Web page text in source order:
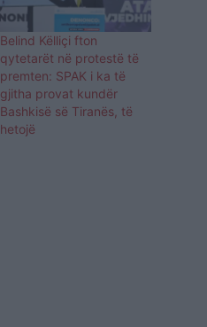
Belind Këlliçi fton
qytetarët në protestë të
premten: SPAK i ka të
gjitha provat kundër
Bashkisë së Tiranës, të
hetojë